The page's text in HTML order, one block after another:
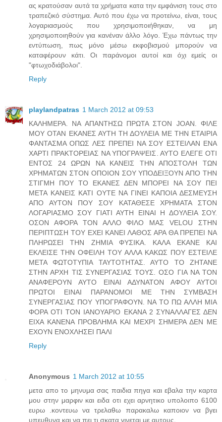
ας κρατούσαν αυτά τα χρήματα κατα την εμφάνιση τους στο
τραπεζικό σύστημα. Αυτό που έχω να προτείνω, είναι, τους
λογαριασμούς που χρησιμοποιήθηκαν, να μη
χρησιμοποιηθούν για κανέναν άλλο λόγο. Έχω πάντως την
εντύπωση, πως μόνο μέσω εκφοβισμού μπορούν να
καταφέρουν κάτι. Οι παράνομοι αυτοί και όχι εμείς οι
"φτωχοδιάβολοι".
Reply
playlandpatras 1 March 2012 at 09:53
ΚΑΛΗΜΕΡΑ. ΝΑ ΑΠΑΝΤΗΣΩ ΠΡΩΤΑ ΣΤΟΝ JOAN. ΦΙΛΕ
ΜΟΥ ΟΤΑΝ ΕΚΑΝΕΣ ΑΥΤΗ ΤΗ ΔΟΥΛΕΙΑ ΜΕ ΤΗΝ ΕΤΑΙΡΙΑ
ΦΑΝΤΑΣΜΑ ΟΠΩΣ ΛΕΣ ΠΡΕΠΕΙ ΝΑ ΣΟΥ ΕΣΤΕΙΛΑΝ ΕΝΑ
ΧΑΡΤΙ ΠΡΑΚΤΟΡΕΙΑΣ ΝΑ ΥΠΟΓΡΑΨΕΙΣ. ΑΥΤΟ ΕΛΕΓΕ ΟΤΙ
ΕΝΤΟΣ 24 ΩΡΩΝ ΝΑ ΚΑΝΕΙΣ ΤΗΝ ΑΠΟΣΤΟΛΗ ΤΩΝ
ΧΡΗΜΑΤΩΝ ΣΤΟΝ ΟΠΟΙΟΝ ΣΟΥ ΥΠΟΔΕΙΞΟΥΝ ΑΠΟ ΤΗΝ
ΣΤΙΓΜΗ ΠΟΥ ΤΟ ΕΚΑΝΕΣ ΔΕΝ ΜΠΟΡΕΙ ΝΑ ΣΟΥ ΠΕΙ
ΜΕΤΑ ΚΑΝΕΙΣ ΚΑΤΙ ΟΥΤΕ ΝΑ ΓΙΝΕΙ ΚΑΠΟΙΑ ΔΕΣΜΕΥΣΗ
ΑΠΟ ΑΥΤΟΝ ΠΟΥ ΣΟΥ ΚΑΤΑΘΕΣΕ ΧΡΗΜΑΤΑ ΣΤΟΝ
ΛΟΓΑΡΙΑΣΜΟ ΣΟΥ ΓΙΑΤΙ ΑΥΤΗ ΕΙΝΑΙ Η ΔΟΥΛΕΙΑ ΣΟΥ.
ΟΣΟΝ ΑΦΟΡΑ ΤΟΝ ΑΛΛΟ ΦΙΛΟ ΜΑΣ VELOU ΣΤΗΝ
ΠΕΡΙΠΤΩΣΗ ΤΟΥ ΕΧΕΙ ΚΑΝΕΙ ΛΑΘΟΣ ΑΡΑ ΘΑ ΠΡΕΠΕΙ ΝΑ
ΠΛΗΡΩΣΕΙ ΤΗΝ ΖΗΜΙΑ ΦΥΣΙΚΑ. ΚΑΛΑ ΕΚΑΝΕ ΚΑΙ
ΕΚΛΕΙΣΕ ΤΗΝ ΟΦΕΙΛΗ ΤΟΥ ΑΛΛΑ ΚΑΚΩΣ ΠΟΥ ΕΣΤΕΙΛΕ
ΜΕΤΑ ΦΩΤΟΤΥΠΙΑ ΤΑΥΤΟΤΗΤΑΣ. ΑΥΤΟ ΤΟ ΖΗΤΑΝΕ
ΣΤΗΝ ΑΡΧΗ ΤΙΣ ΣΥΝΕΡΓΑΣΙΑΣ ΤΟΥΣ. ΟΣΟ ΓΙΑ ΝΑ ΤΟΝ
ΑΝΑΦΕΡΟΥΝ ΑΥΤΟ ΕΙΝΑΙ ΑΔΥΝΑΤΟΝ ΑΦΟΥ ΑΥΤΟΙ
ΠΡΩΤΟΙ ΕΙΝΑΙ ΠΑΡΑΝΟΜΟΙ ΜΕ ΤΗΝ ΣΥΜΒΑΣΗ
ΣΥΝΕΡΓΑΣΙΑΣ ΠΟΥ ΥΠΟΓΡΑΦΟΥΝ. ΝΑ ΤΟ ΠΩ ΑΛΛΗ ΜΙΑ
ΦΟΡΑ ΟΤΙ ΤΟΝ ΙΑΝΟΥΑΡΙΟ ΕΚΑΝΑ 2 ΣΥΝΑΛΛΑΓΕΣ ΔΕΝ
ΕΙΧΑ ΚΑΝΕΝΑ ΠΡΟΒΛΗΜΑ ΚΑΙ ΜΕΧΡΙ ΣΗΜΕΡΑ ΔΕΝ ΜΕ
ΕΧΟΥΝ ΕΝΟΧΛΗΣΕΙ ΠΑΛΙ
Reply
Anonymous 1 March 2012 at 10:55
μετα απο το μηνυμα σας παιδια πηγα και εβαλα την καρτα
μου στην μαρφιν και ειδα οτι εχει αρνητικο υπολοιπο 6100
ευρω .κοντευω να τρελαθω παρακαλω καποιον να βγει
υπευθυνα και να πει τι σκατα γινεται με αυτους.